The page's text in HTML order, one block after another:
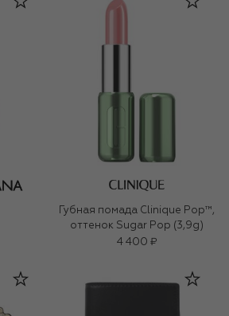
Губная помада Clinique Pop™,
оттенок Sugar Pop (3,9g)
4 400 ₽